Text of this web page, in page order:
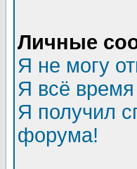
Личные
Я не могу
Я всё
Я получил
форума!